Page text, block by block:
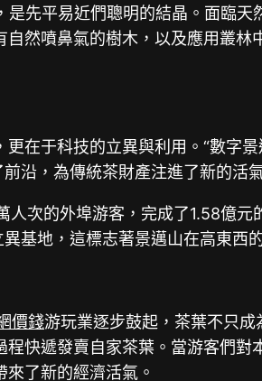
先平易近們聰明的結晶。面臨
然噴鼻氣的樹木，以及應用叢
在于科技的立異與利用。“數字
沿，為傳統茶財產注進了新的活
次的外埠游客，完成了1.58億元
基地，這標志著景邁山在高東西
價錢游玩業逐步鼓起，茶葉不只
快遞發賣自家茶葉。當游客們
了新的經濟活氣。